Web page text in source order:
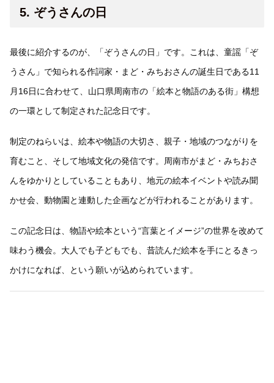
5. ぞうさんの日
最後に紹介するのが、「ぞうさんの日」です。これは、童謡「ぞ
うさん」で知られる作詞家・まど・みちおさんの誕生日である11
月16日に合わせて、山口県周南市の「絵本と物語のある街」構想
の一環として制定された記念日です。
制定のねらいは、絵本や物語の大切さ、親子・地域のつながりを
育むこと、そして地域文化の発信です。周南市がまど・みちおさ
んをゆかりとしていることもあり、地元の絵本イベントや読み聞
かせ会、動物園と連動した企画などが行われることがあります。
この記念日は、物語や絵本という“言葉とイメージ”の世界を改めて
味わう機会。大人でも子どもでも、昔読んだ絵本を手にとるきっ
かけになれば、という願いが込められています。